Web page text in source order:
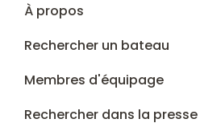
navigation
À propos
Rechercher un bateau
Membres d'équipage
Rechercher dans la presse